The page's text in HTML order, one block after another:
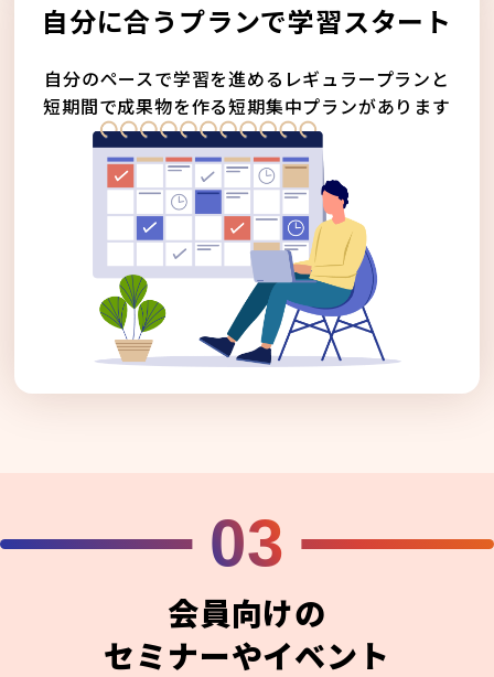
自分に合うプランで学習スタート
自分のペースで学習を進めるレギュラープランと
短期間で成果物を作る短期集中プランがあります
03
会員向けの
セミナーやイベント